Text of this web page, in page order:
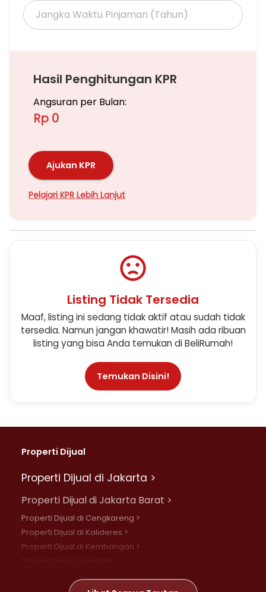
Hasil Penghitungan KPR
Angsuran per Bulan:
Rp 0
Ajukan KPR
Pelajari KPR Lebih Lanjut
Listing Tidak Tersedia
Maaf, listing ini sedang tidak aktif atau sudah tidak
tersedia. Namun jangan khawatir! Masih ada ribuan
listing yang bisa Anda temukan di BeliRumah!
Temukan Disini!
Properti Dijual
Properti Dijual di Jakarta >
Properti Dijual di Jakarta Barat >
Properti Dijual di Cengkareng >
Properti Dijual di Kalideres >
Properti Dijual di Kembangan >
Properti Dijual di Meruya >